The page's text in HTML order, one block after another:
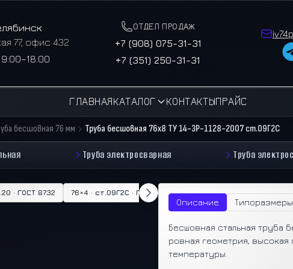
77, офис 432
ОТДЕЛ ПРОДАЖ
+7 (908) 075-31-31
+7 (351) 250-31-31
ГЛАВНАЯКАТАЛОГ КОНТАКТЫПРАЙС
бесшовная 76 мм Труба бесшовная 76х8 ТУ 14-3Р-1128-2007 ст.09Г2С
Труба электросварная Труба
· ГОСТ 8732 76×4 · ст.09Г2С · ГОСТ 8732 76×4.5 · ст.09Г2С · ГОСТ
Описание Типоразмеры
Бесшовная стальная труба
ровная геометрия, высокая
температуры.